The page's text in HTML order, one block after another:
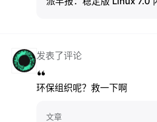
发表了评论
环保组织呢？救一下啊
文章